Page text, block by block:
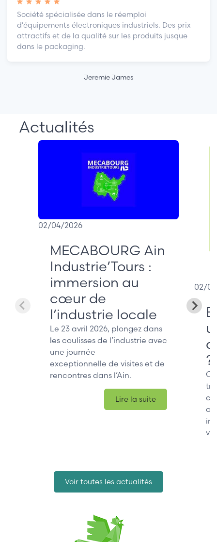
Société spécialisée dans le réemploi
d'équipements électroniques industriels. Des prix
attractifs et de la qualité sur les produits jusque
dans le packaging.
Jeremie James
Actualités
02/04/2026
MECABOURG Ain
Industrie’Tours :
immersion au
cœur de
l’industrie locale
Le 23 avril 2026, plongez dans
les coulisses de l’industrie avec
une journée
exceptionnelle de visites et de
rencontres dans l’Ain.
Lire la suite
02/
?
Voir toutes les actualités